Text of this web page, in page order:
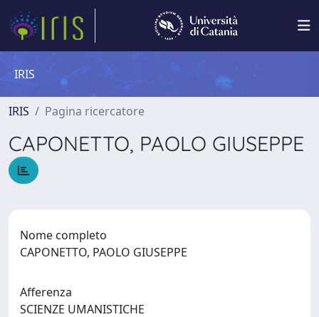
IRIS
IRIS Pagina ricercatore
CAPONETTO, PAOLO GIUSEPPE
Nome completo
CAPONETTO, PAOLO GIUSEPPE
Afferenza
SCIENZE UMANISTICHE